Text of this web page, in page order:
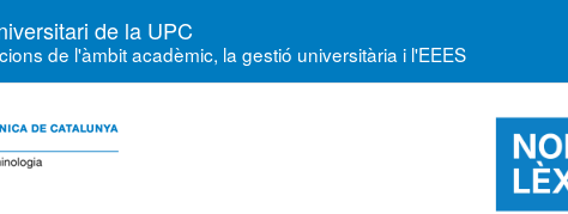
de la UPC
de l'àmbit acadèmic, la gestió universitària i l'EEES